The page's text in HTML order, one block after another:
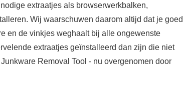
extraatjes als browserwerkbalken,
Wij waarschuwen daarom altijd dat je goed
en de vinkjes weghaalt bij alle ongewenste
extraatjes geïnstalleerd dan zijn die niet
Removal Tool - nu overgenomen door